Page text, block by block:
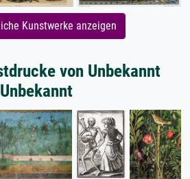
Kunstwerke anzeigen
von Unbekannt
Unbekannt